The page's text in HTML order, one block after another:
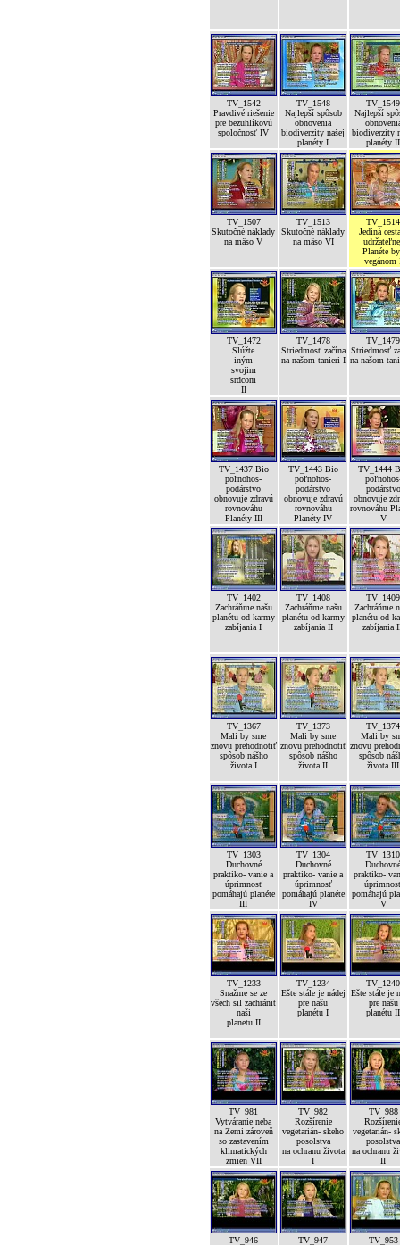
TV_1542
Pravdivé riešenie
pre bezuhlíkovú
spoločnosť IV
TV_1548
Najlepší spôsob
obnovenia
biodiverzity našej
planéty I
TV_1549
Najlepší
biodiverzity
planéty II
TV_1507
Skutočné náklady
na mäso V
TV_1513
Skutočné náklady
na mäso VI
TV_1514
Jediná
Planéte
vegánom
TV_1472
Slúžte
iným
svojim
srdcom
II
TV_1478
Striedmosť začína
na našom tanieri I
TV_1479
Striedmosť
na našom
TV_1437 Bio
poľnohos-
podárstvo
obnovuje zdravú
rovnováhu
Planéty III
TV_1443 Bio
poľnohos-
podárstvo
obnovuje zdravú
rovnováhu
Planéty IV
TV_1444
podárstvo
obnovuje
rovnováhu
V
TV_1402
Zachráňme našu
planétu od karmy
zabíjania I
TV_1408
Zachráňme našu
planétu od karmy
zabíjania II
TV_1409
Zachráňme
planétu od
zabíjania
TV_1367
Mali by sme
znovu prehodnotiť
spôsob nášho
života I
TV_1373
Mali by sme
znovu prehodnotiť
spôsob nášho
života II
TV_1374
Mali by
znovu
spôsob
života III
TV_1303
Duchovné
praktiko- vanie a
úprimnosť
pomáhajú planéte
III
TV_1304
Duchovné
praktiko- vanie a
úprimnosť
pomáhajú planéte
IV
TV_1310
praktiko-
pomáhajú
V
TV_1233
Snažme se ze
všech sil zachránit
naši
planetu II
TV_1234
Ešte stále je nádej
pre našu
planétu I
TV_1240
Ešte stále je
pre našu
planétu II
TV_981
Vytváranie neba
na Zemi zároveň
so zastavením
klimatických
zmien VII
TV_982
Rozšírenie
vegetarián- skeho
posolstva
na ochranu života
I
TV_988
vegetarián-
posolstva
na ochranu
II
TV_946 TV_947 TV_953